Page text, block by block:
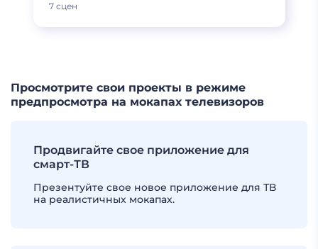
7 сцен
Просмотрите свои проекты в режиме
предпросмотра на мокапах телевизоров
Продвигайте свое приложение для
смарт-ТВ
Презентуйте свое новое приложение для ТВ
на реалистичных мокапах.